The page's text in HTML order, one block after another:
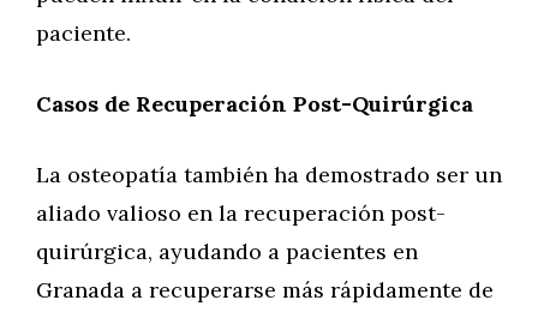
paciente.
Casos de Recuperación Post-Quirúrgica
La osteopatía también ha demostrado ser un
aliado valioso en la recuperación post-
quirúrgica, ayudando a pacientes en
Granada a recuperarse más rápidamente de